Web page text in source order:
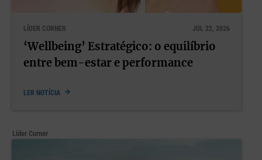
LÍDER CORNER JUL 22, 2026
‘Wellbeing’ Estratégico: o equilíbrio
entre bem-estar e performance
LER NOTÍCIA
Líder Corner